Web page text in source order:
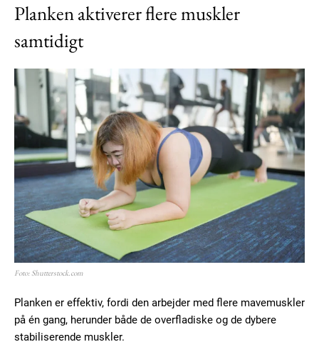
Planken aktiverer flere muskler
samtidigt
Foto: Shutterstock.com
Planken er effektiv, fordi den arbejder med flere mavemuskler
på én gang, herunder både de overfladiske og de dybere
stabiliserende muskler.